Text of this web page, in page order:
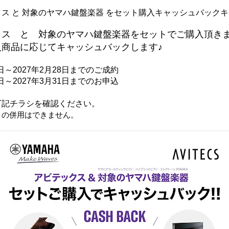
と 対象のヤマハ鍵盤楽器 をセット購入キャッシュバック
ス と 対象のヤマハ鍵盤楽器をセットでご購入頂き
品に応じてキャッシュバックします♪
～2027年2月28日までのご成約
年3月31日までのお申込
チラシを確認ください。
併用はできません。